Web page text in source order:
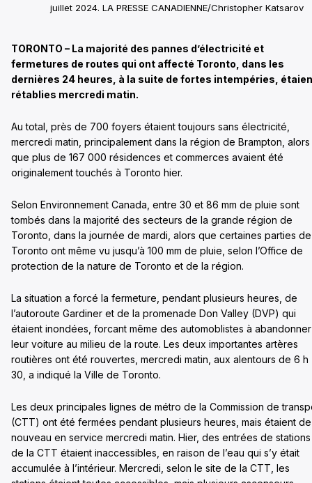
juillet 2024. LA PRESSE CANADIENNE/Christopher Katsarov
TORONTO – La majorité des pannes d’électricité et
fermetures de routes qui ont affecté Toronto, dans les
dernières 24 heures, à la suite de fortes intempéries,
rétablies mercredi matin.
Au total, près de 700 foyers étaient toujours sans électricité,
mercredi matin, principalement dans la région de Brampton, alors
que plus de 167 000 résidences et commerces avaient été
originalement touchés à Toronto hier.
Selon Environnement Canada, entre 30 et 86 mm de pluie sont
tombés dans la majorité des secteurs de la grande région de
Toronto, dans la journée de mardi, alors que certaines parties de
Toronto ont même vu jusqu’à 100 mm de pluie, selon l’Office de
protection de la nature de Toronto et de la région.
La situation a forcé la fermeture, pendant plusieurs heures, de
l’autoroute Gardiner et de la promenade Don Valley (DVP) qui
étaient inondées, forcant même des automoblistes à abandonner
leur voiture au milieu de la route. Les deux importantes artères
routières ont été rouvertes, mercredi matin, aux alentours de 6 h
30, a indiqué la Ville de Toronto.
Les deux principales lignes de métro de la Commission de
(CTT) ont été fermées pendant plusieurs heures, mais étaient de
nouveau en service mercredi matin. Hier, des entrées de stations
de la CTT étaient inaccessibles, en raison de l’eau qui s’y était
accumulée à l’intérieur. Mercredi, selon le site de la CTT, les